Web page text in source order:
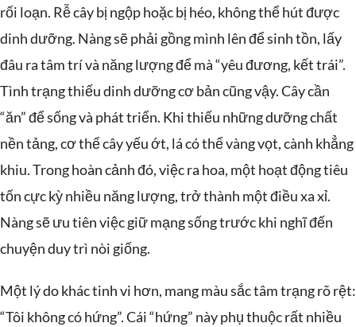
rối loạn. Rễ cây bị ngộp hoặc bị héo, không thể hút được
dinh dưỡng. Nàng sẽ phải gồng mình lên để sinh tồn, lấy
đâu ra tâm trí và năng lượng để mà “yêu đương, kết trái”.
Tình trạng thiếu dinh dưỡng cơ bản cũng vậy. Cây cần
“ăn” để sống và phát triển. Khi thiếu những dưỡng chất
nền tảng, cơ thể cây yếu ớt, lá có thể vàng vọt, cành khẳng
khiu. Trong hoàn cảnh đó, việc ra hoa, một hoạt động tiêu
tốn cực kỳ nhiều năng lượng, trở thành một điều xa xỉ.
Nàng sẽ ưu tiên việc giữ mạng sống trước khi nghĩ đến
chuyện duy trì nòi giống.
Một lý do khác tinh vi hơn, mang màu sắc tâm trạng rõ rệt:
“Tôi không có hứng”. Cái “hứng” này phụ thuộc rất nhiều